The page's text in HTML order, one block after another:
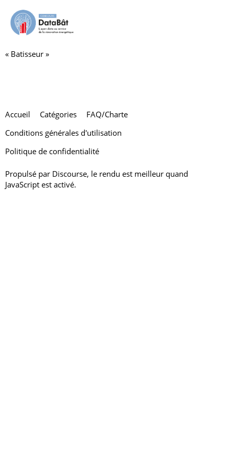
MathieuDutour
« Batisseur »
Accueil Catégories
FAQ/Charte
Conditions générales d'utilisation
Politique de confidentialité
Propulsé par Discourse, le rendu est meilleur quand
JavaScript est activé.